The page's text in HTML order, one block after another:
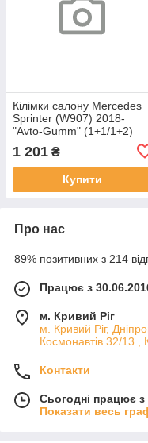
Кілімки салону Mercedes
Sprinter (W907) 2018-
"Avto-Gumm" (1+1/1+2)
1 201 ₴
Купити
Про нас
89% позитивних з 214
Працює з
м. Кривий Ріг
м. Кривий Ріг,
Космонавтів 32/13.,
Контакти
Сьогодні працює
Показати весь